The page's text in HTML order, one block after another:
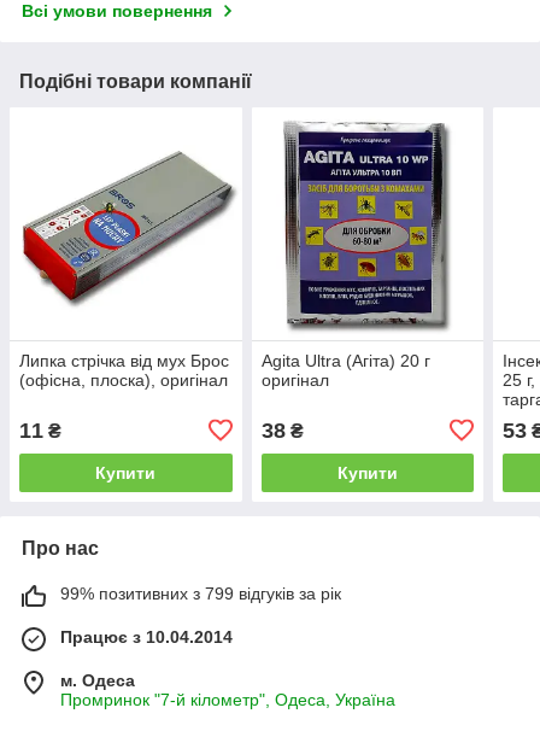
Всі умови повернення
Подібні товари компанії
Липка стрічка від мух Брос
(офісна, плоска), оригінал
11 ₴
Купити
Agita Ultra (Агіта) 20 г
оригінал
38₴
Купити
25
53
Про нас
99% позитивних з 799 відгуків за рік
Працює з 10.04.2014
м. Одеса
Промринок "7-й кілометр", Одеса, Україна